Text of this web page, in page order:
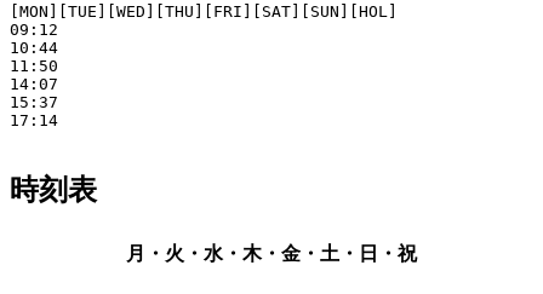
[MON][TUE][WED][THU][FRI][SAT][SUN][HOL]
09:12
10:44
11:50
14:07
15:37
17:14
時刻表
月・火・水・木・金・土・日・祝